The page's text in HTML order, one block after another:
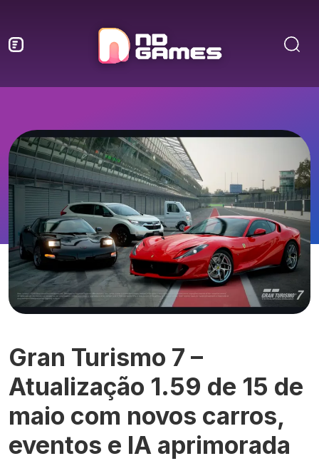
Gran Turismo 7 –
Atualização 1.59 de 15 de
maio com novos carros,
eventos e IA aprimorada